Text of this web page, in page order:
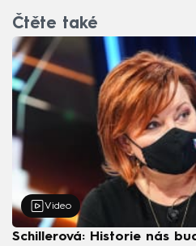
Čtěte také
Video
Schillerová: Historie nás